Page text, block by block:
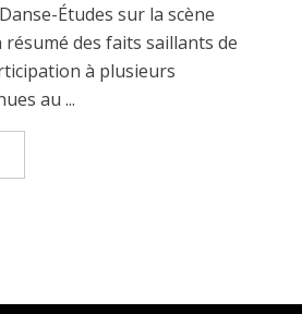
Études sur la scène
résumé des faits saillants de
à plusieurs
au ...